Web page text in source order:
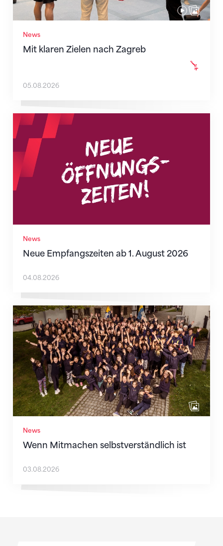
News
Mit klaren Zielen nach Zagreb
05.08.2026
News
Neue Empfangszeiten ab 1. August 2026
Neue Empfangszeiten ab 1. August 2026
04.08.2026
News
Wenn Mitmachen selbstverständlich ist
Wenn Mitmachen selbstverständlich ist
03.08.2026